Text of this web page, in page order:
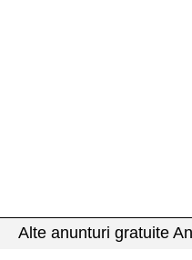
Alte anunturi gratuite